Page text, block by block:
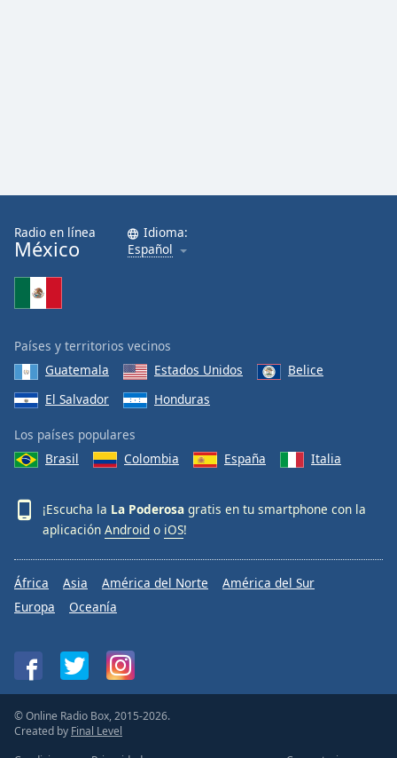
Radio en línea
México
Idioma:
Español
Países y territorios vecinos
Guatemala
Estados Unidos
Belice
El Salvador
Honduras
Los países populares
Brasil
Colombia España Italia
¡Escucha la La Poderosa gratis en tu smartphone con la
aplicación Android o iOS!
África Asia América del Norte
América del Sur
Europa
Oceanía
© Online Radio Box, 2015-2026.
Created by Final Level